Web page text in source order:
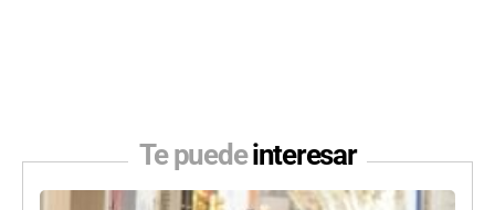
Te puedeinteresar